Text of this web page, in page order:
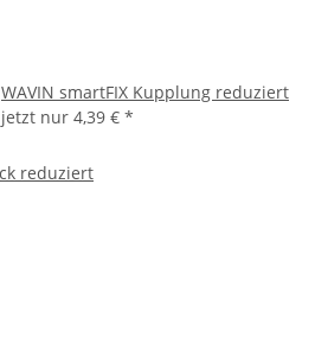
WAVIN smartFIX Kupplung reduziert
jetzt nur 4,39 € *